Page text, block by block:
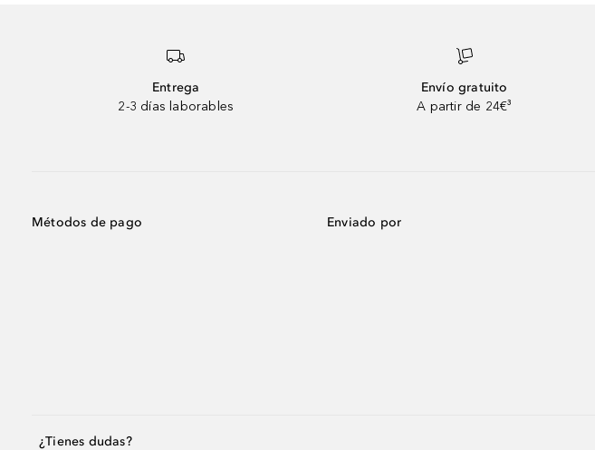
Entrega
2-3 días laborables
Envío gratuito
A partir de 24€³
Métodos de pago Enviado por
¿Tienes dudas?